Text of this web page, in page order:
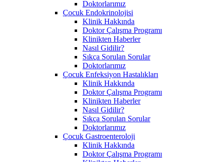
Doktorlarımız
Çocuk Endokrinolojisi
Klinik Hakkında
Doktor Çalışma Programı
Klinikten Haberler
Nasıl Gidilir?
Sıkça Sorulan Sorular
Doktorlarımız
Çocuk Enfeksiyon Hastalıkları
Klinik Hakkında
Doktor Çalışma Programı
Klinikten Haberler
Nasıl Gidilir?
Sıkça Sorulan Sorular
Doktorlarımız
Çocuk Gastroenteroloji
Klinik Hakkında
Doktor Çalışma Programı